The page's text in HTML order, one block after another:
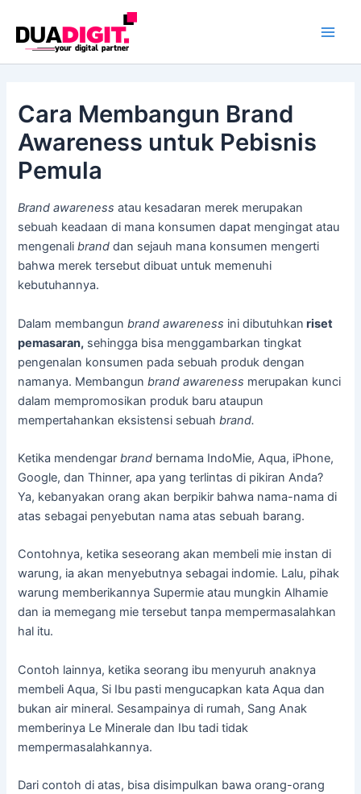
content
Cara Membangun Brand
Awareness untuk Pebisnis
Pemula
Brand awarenessatau kesadaran merek merupakan
sebuah keadaan di mana konsumen dapat mengingat atau
mengenalibranddan sejauh mana konsumen mengerti
bahwa merek tersebut dibuat untuk memenuhi
kebutuhannya.
Dalam membangunbrand awareness ini dibutuhkan riset
pemasaran, sehingga bisa menggambarkan tingkat
pengenalan konsumen pada sebuah produk dengan
namanya. Membangunbrand awareness merupakan kunci
dalam mempromosikan produk baru ataupun
mempertahankan eksistensi sebuahbrand.
Ketika mendengarbrand bernama IndoMie, Aqua, iPhone,
Google, dan Thinner, apa yang terlintas di pikiran Anda?
Ya, kebanyakan orang akan berpikir bahwa nama-nama di
atas sebagai penyebutan nama atas sebuah barang.
Contohnya, ketika seseorang akan membeli mie instan di
warung, ia akan menyebutnya sebagai indomie. Lalu, pihak
warung memberikannya Supermie atau mungkin Alhamie
dan ia memegang mie tersebut tanpa mempermasalahkan
hal itu.
Contoh lainnya, ketika seorang ibu menyuruh anaknya
membeli Aqua, Si Ibu pasti mengucapkan kata Aqua dan
bukan air mineral. Sesampainya di rumah, Sang Anak
memberinya Le Minerale dan Ibu tadi tidak
mempermasalahkannya.
Dari contoh di atas, bisa disimpulkan bawa orang-orang